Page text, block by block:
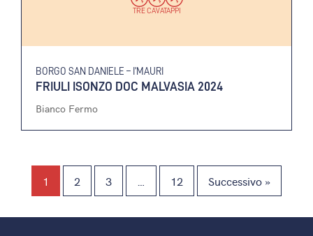
TRE CAVATAPPI
BORGO SAN DANIELE – I’MAURI
FRIULI ISONZO DOC MALVASIA 2024
Bianco Fermo
1 2 3 12 Successivo »